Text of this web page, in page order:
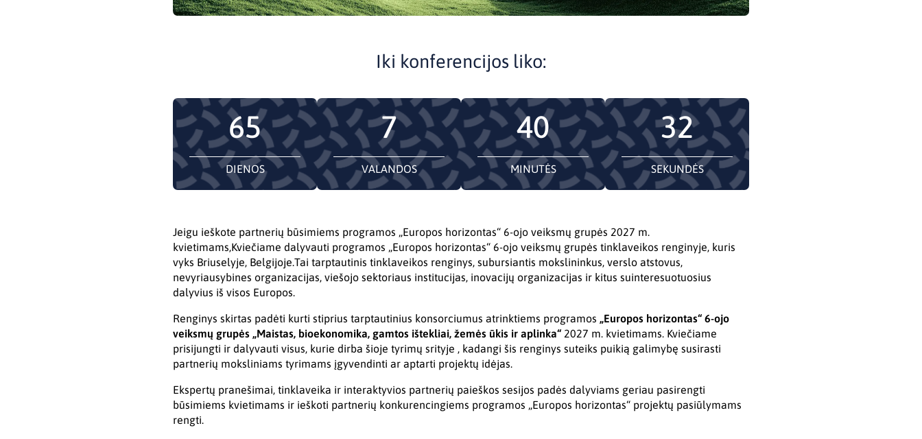
Iki konferencijos liko:
65
DIENOS
7
VALANDOS
40
MINUTĖS
31
SEKUNDĖS
Jeigu ieškote partnerių būsimiems programos „Europos horizontas“ 6-ojo veiksmų grupės 2027 m.
kvietimams,Kviečiame dalyvauti programos „Europos horizontas“ 6-ojo veiksmų grupės tinklaveikos renginyje, kuris
vyks Briuselyje, Belgijoje.Tai tarptautinis tinklaveikos renginys, subursiantis mokslininkus, verslo atstovus,
nevyriausybines organizacijas, viešojo sektoriaus institucijas, inovacijų organizacijas ir kitus suinteresuotuosius
dalyvius iš visos Europos.
Renginys skirtas padėti kurti stiprius tarptautinius konsorciumus atrinktiems programos „Europos horizontas“ 6-ojo
veiksmų grupės „Maistas, bioekonomika, gamtos ištekliai, žemės ūkis ir aplinka“ 2027 m. kvietimams. Kviečiame
prisijungti ir dalyvauti visus, kurie dirba šioje tyrimų srityje , kadangi šis renginys suteiks puikią galimybę susirasti
partnerių moksliniams tyrimams įgyvendinti ar aptarti projektų idėjas.
Ekspertų pranešimai, tinklaveika ir interaktyvios partnerių paieškos sesijos padės dalyviams geriau pasirengti
būsimiems kvietimams ir ieškoti partnerių konkurencingiems programos „Europos horizontas“ projektų pasiūlymams
rengti.